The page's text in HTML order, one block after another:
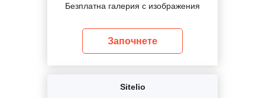
Безплатна галерия с изображения
Започнете
Sitelio